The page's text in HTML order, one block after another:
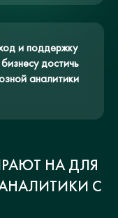
и поддержку
достичь
аналитики
НА ДЛЯ
С